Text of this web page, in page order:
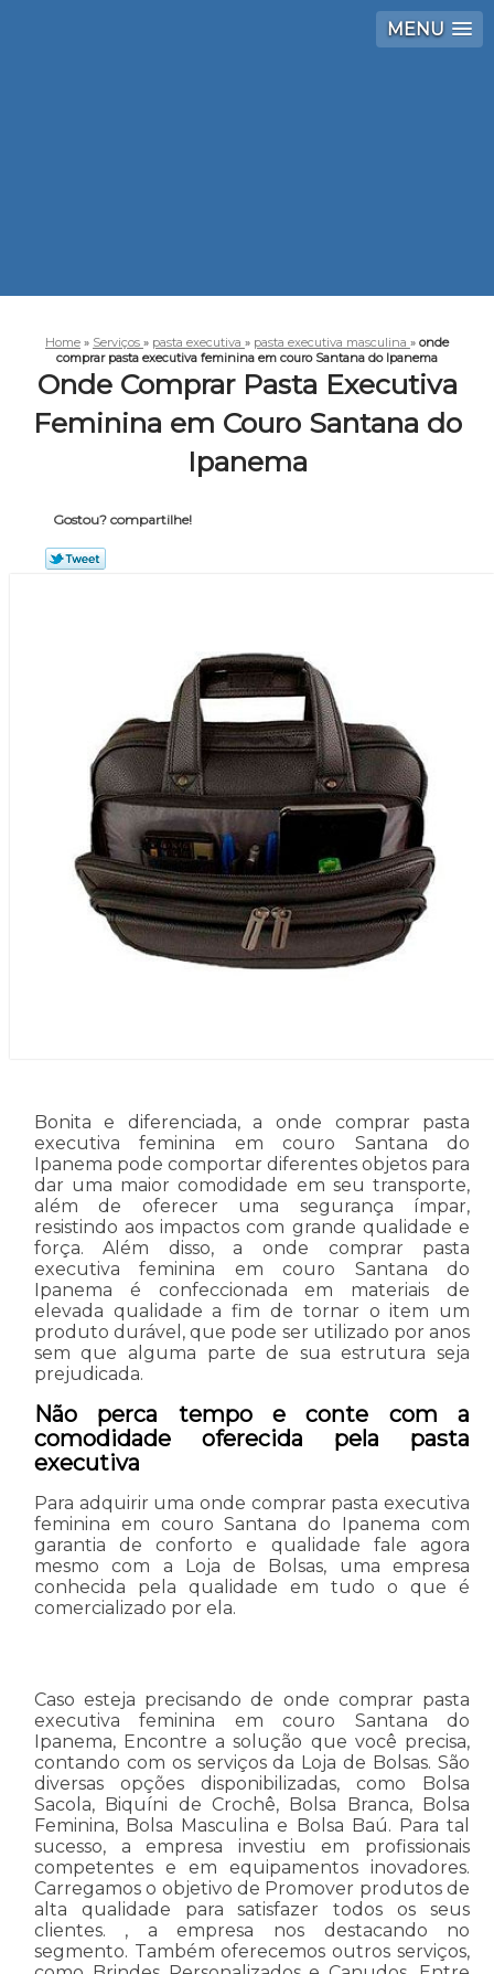
MENU
Home » Serviços » pasta executiva » pasta executiva masculina » onde
comprar pasta executiva feminina em couro Santana do Ipanema
Onde Comprar Pasta Executiva
Feminina em Couro Santana do
Ipanema
Gostou? compartilhe!
Bonita e diferenciada, a onde comprar pasta
executiva feminina em couro Santana do
Ipanema pode comportar diferentes objetos para
dar uma maior comodidade em seu transporte,
além de oferecer uma segurança ímpar,
resistindo aos impactos com grande qualidade e
força. Além disso, a onde comprar pasta
executiva feminina em couro Santana do
Ipanema é confeccionada em materiais de
elevada qualidade a fim de tornar o item um
produto durável, que pode ser utilizado por anos
sem que alguma parte de sua estrutura seja
prejudicada.
Não perca tempo e conte com a
comodidade oferecida pela pasta
executiva
Para adquirir uma onde comprar pasta executiva
feminina em couro Santana do Ipanema com
garantia de conforto e qualidade fale agora
mesmo com a Loja de Bolsas, uma empresa
conhecida pela qualidade em tudo o que é
comercializado por ela.
Caso esteja precisando de onde comprar pasta
executiva feminina em couro Santana do
Ipanema, Encontre a solução que você precisa,
contando com os serviços da Loja de Bolsas. São
diversas opções disponibilizadas, como Bolsa
Sacola, Biquíni de Crochê, Bolsa Branca, Bolsa
Feminina, Bolsa Masculina e Bolsa Baú. Para tal
sucesso, a empresa investiu em profissionais
competentes e em equipamentos inovadores.
Carregamos o objetivo de Promover produtos de
alta qualidade para satisfazer todos os seus
clientes. , a empresa nos destacando no
segmento. Também oferecemos outros serviços,